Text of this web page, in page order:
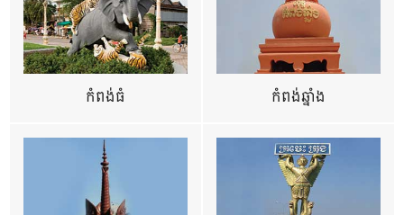
កំពង់ធំ កំពង់ឆ្នាំង